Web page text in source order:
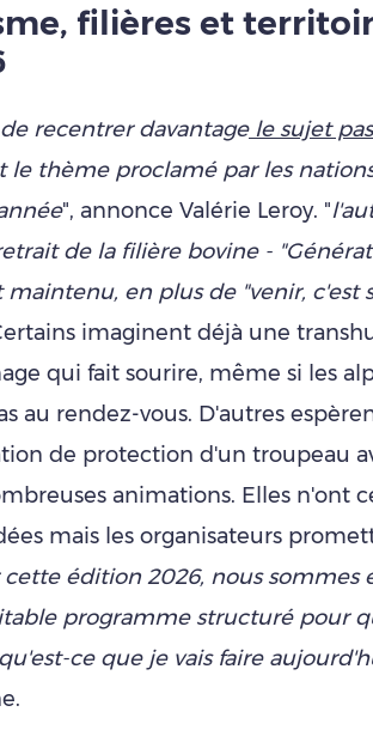
filières et
recentrer davantagele sujet
le thème proclamé par les
", annonce Valérie Leroy. "
de la filière bovine -
maintenu, en plus de "venir, c'est
imaginent déjà une
qui fait sourire, même si les
au rendez-vous. D'autres
de protection d'un troupeau
animations. Elles n'ont
mais les organisateurs
cette édition 2026, nous sommes
programme structuré pour
ce que je vais faire